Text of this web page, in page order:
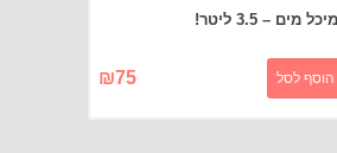
מיכל מים – 3.5 ליטר!
75
₪ הוסף לסל